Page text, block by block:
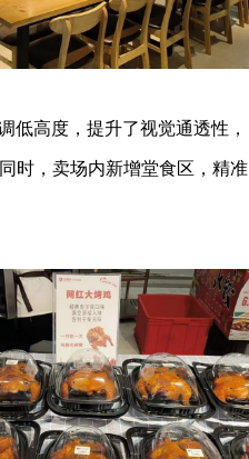
低高度，提升了视觉通透性，
时，卖场内新增堂食区，精准